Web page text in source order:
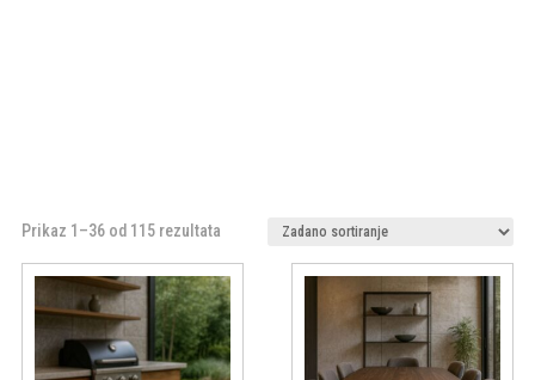
Prikaz 1–36 od 115 rezultata